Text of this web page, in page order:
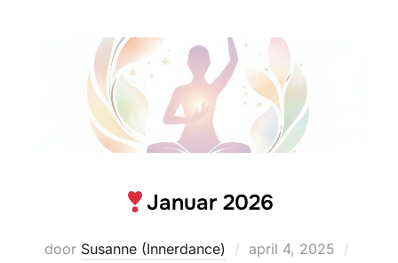
Januar 2026
door Susanne (Innerdance)
Geplaatst
april 4, 2025